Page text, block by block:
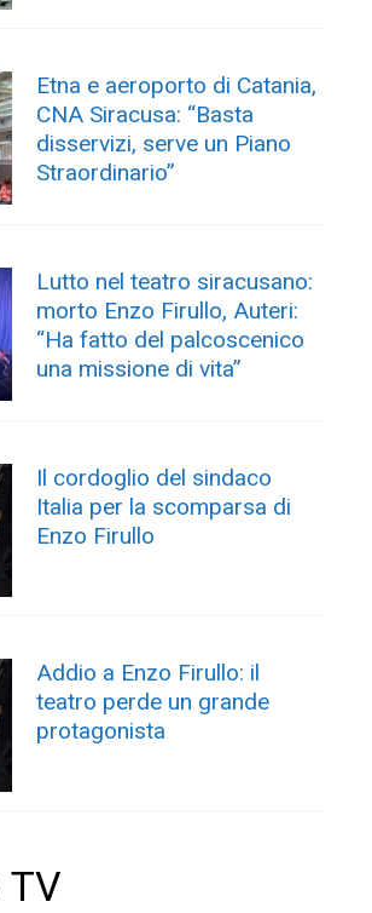
Etna e aeroporto di Catania,
CNA Siracusa: “Basta
disservizi, serve un Piano
Straordinario”
Lutto nel teatro siracusano:
morto Enzo Firullo, Auteri:
“Ha fatto del palcoscenico
una missione di vita”
Il cordoglio del sindaco
Italia per la scomparsa di
Enzo Firullo
Addio a Enzo Firullo: il
teatro perde un grande
protagonista
TV